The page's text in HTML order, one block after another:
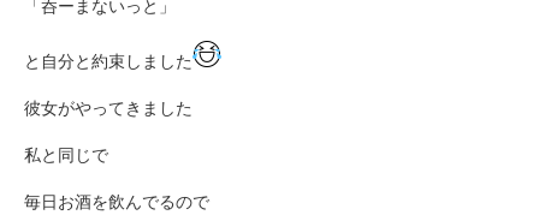
「呑ーまないっと」
と自分と約束しました
彼女がやってきました
私と同じで
毎日お酒を飲んでるので